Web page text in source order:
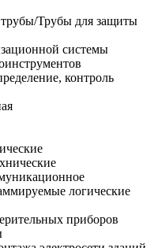
Трубы для защиты
системы
контроль
логические
приборов